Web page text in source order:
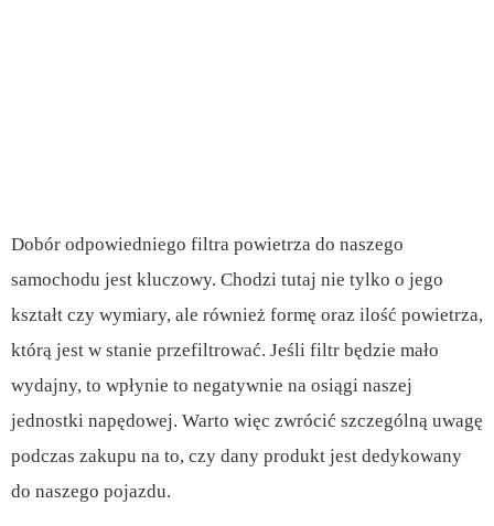
Dobór odpowiedniego filtra powietrza do naszego
samochodu jest kluczowy. Chodzi tutaj nie tylko o jego
kształt czy wymiary, ale również formę oraz ilość powietrza,
którą jest w stanie przefiltrować. Jeśli filtr będzie mało
wydajny, to wpłynie to negatywnie na osiągi naszej
jednostki napędowej. Warto więc zwrócić szczególną uwagę
podczas zakupu na to, czy dany produkt jest dedykowany
do naszego pojazdu.